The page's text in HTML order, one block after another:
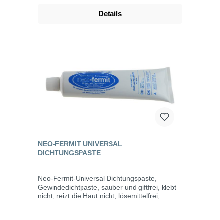
Details
NEO-FERMIT UNIVERSAL
DICHTUNGSPASTE
Neo-Fermit-Universal Dichtungspaste,
Gewindedichtpaste, sauber und giftfrei, klebt
nicht, reizt die Haut nicht, lösemittelfrei,